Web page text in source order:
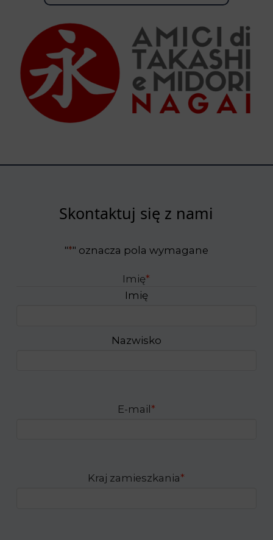
Skontaktuj się z nami
"*" oznacza pola wymagane
Imię*
Imię
Nazwisko
E-mail *
Kraj zamieszkania*